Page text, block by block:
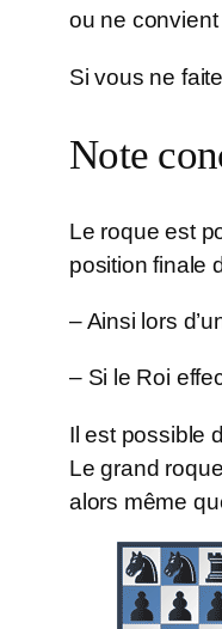
ou ne
Si vous ne
Note
Le roque est
position finale
– Ainsi lors
– Si le Roi
Il est possible
Le grand
alors même